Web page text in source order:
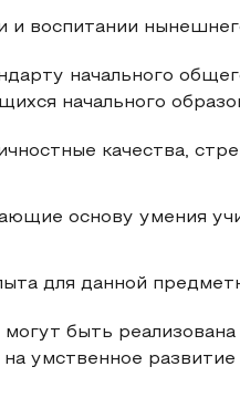
и воспитании
начального
начального
качества,
основу умения
для данной
быть
умственное